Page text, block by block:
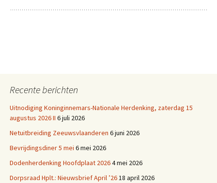
Recente berichten
Uitnodiging Koninginnemars-Nationale Herdenking, zaterdag 15
augustus 2026 II 6 juli 2026
Netuitbreiding Zeeuwsvlaanderen 6 juni 2026
Bevrijdingsdiner 5 mei 6 mei 2026
Dodenherdenking Hoofdplaat 20264 mei 2026
Dorpsraad Hplt.: Nieuwsbrief April ’2618 april 2026